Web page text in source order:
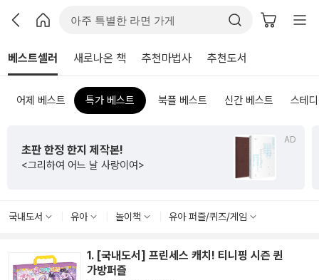
베스트셀러 새로나온 책 추천마법사 추천도서
어제 베스트 특가 베스트 북플 베스트 신간 베스트 스테
AD
초판 한정 한지 제작본!
<그리하여 어느 날 사랑이여>
국내도서 유아 놀이책 유아 퍼즐/퀴즈/게임
1. [국내도서] 프린세스 캐치! 티니핑 시즌 퀸
가방퍼즐